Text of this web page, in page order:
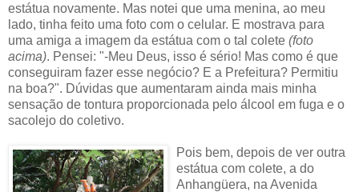
estátua novamente. Mas notei que uma menina, ao meu
lado, tinha feito uma foto com o celular. E mostrava para
uma amiga a imagem da estátua com o tal colete (foto
acima). Pensei: "-Meu Deus, isso é sério! Mas como é que
conseguiram fazer esse negócio? E a Prefeitura? Permitiu
na boa?". Dúvidas que aumentaram ainda mais minha
sensação de tontura proporcionada pelo álcool em fuga e o
sacolejo do coletivo.
Pois bem, depois de ver outra
estátua com colete, a do
Anhangüera, na Avenida